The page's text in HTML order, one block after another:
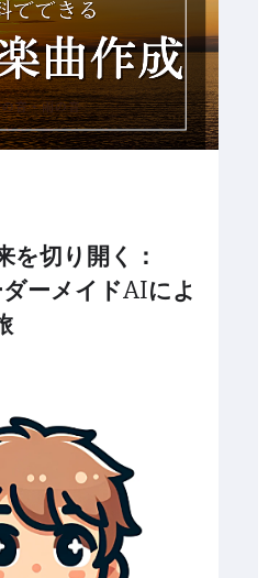
切り開く：
ーメイドAIによ